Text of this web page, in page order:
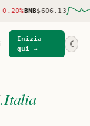
%BNB$606.13
Inizia
qui →
☾
.Italia